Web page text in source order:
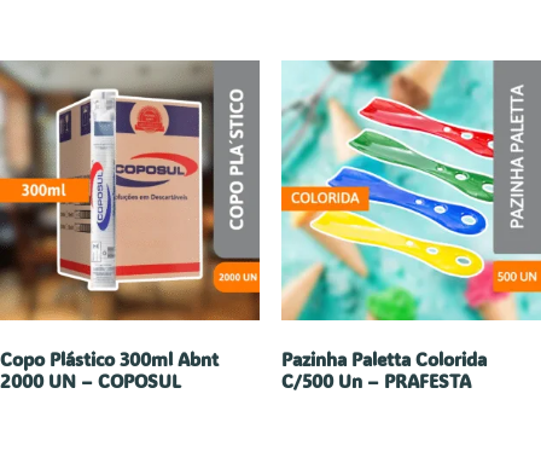
Copo Plástico 300ml Abnt
2000 UN – COPOSUL
Pazinha Paletta Colorida
C/500 Un – PRAFESTA